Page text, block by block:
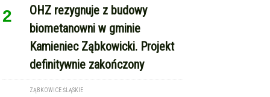
2
OHZ rezygnuje z budowy
biometanowni w gminie
Kamieniec Ząbkowicki. Projekt
definitywnie zakończony
ZĄBKOWICE ŚLĄSKIE